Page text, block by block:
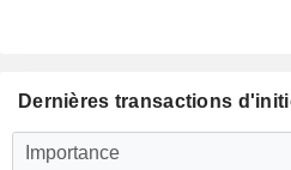
Dernières transactions
Importance